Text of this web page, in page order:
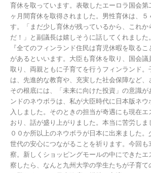
育休を取っています。表敬したエーロラ国会第
ヶ月間育休を取得されました。男性育休は、
す。「まだ少し育休が残っているから、これか
だ！」と副議長は嬉しそうに話してくれました
『全てのフィンランド住民は育児休暇を取る
があるといいます。大臣も育休を取り、国会
取り、両親ともに子育てを行うフィンランド
は、先進的な教育や、充実した社会保障など、
その根底には、「未来に向けた投資」の意識が
ンドのネウボラは、私が大臣時代に日本版ネ
入しました。そのときの担当が奇遇にも現在
おり、話が盛り上がりました。本当に苦労しま
００か所以上のネウボラが日本に出来ました
世代の安心につながることを祈ります。今回
察。新しくショッピングモールの中にできた
察したら、なんと九州大学の学生たちが子育